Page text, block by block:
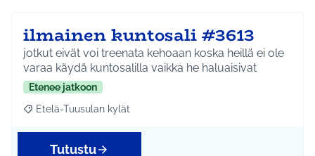
ilmainen kuntosali #3613
jotkut eivät voi treenata kehoaan koska heillä ei ole
varaa käydä kuntosalilla vaikka he haluaisivat
Etenee jatkoon
Rajaa tulokset teeman mukaan: Etelä-Tuusulan kylät
Etelä-Tuusulan kylät
Tutustu